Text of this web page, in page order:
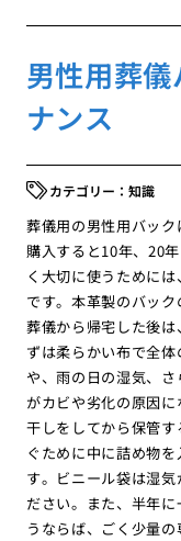
男性用葬
ナンス
知識
葬儀用の男性用バッ
購入すると10年、20
く大切に使うために
です。本革製のバック
葬儀から帰宅した後
ずは柔らかい布で全
や、雨の日の湿気、
がカビや劣化の原因
干しをしてから保管
ぐために中に詰め物
す。ビニール袋は湿
ださい。また、半年
うならば、ごく少量